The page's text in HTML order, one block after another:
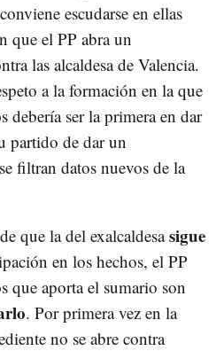
escudarse en ellas
que el PP abra un
las alcaldesa de Valencia.
a la formación en la que
debería ser la primera en dar
partido de dar un
filtran datos nuevos de la
que la del exalcaldesasigue
en los hechos, el PP
que aporta el sumario son
. Por primera vez en la
no se abre contra